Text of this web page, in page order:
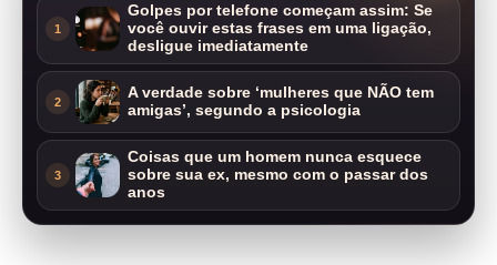
1
Golpes por telefone começam assim: Se
você ouvir estas frases em uma ligação,
desligue imediatamente
2
A verdade sobre ‘mulheres que NÃO tem
amigas’, segundo a psicologia
3
Coisas que um homem nunca esquece
sobre sua ex, mesmo com o passar dos
anos